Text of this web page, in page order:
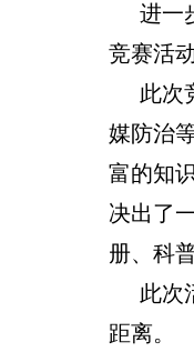
进一
竞赛活
此次
媒防治
富的知
决出了
册、科
此次
距离。